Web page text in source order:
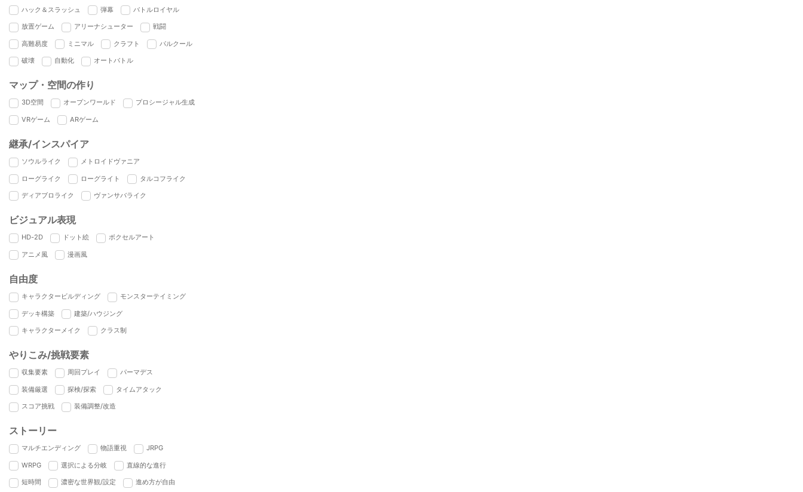
ハック＆スラッシュ 弾幕 バトルロイヤル
放置ゲーム アリーナシューター 戦闘
高難易度 ミニマル クラフト パルクール
破壊 自動化 オートバトル
マップ・空間の作り
3D空間 オープンワールド プロシージャル生成
VRゲーム ARゲーム
継承/インスパイア
ソウルライク メトロイドヴァニア
ローグライク ローグライト タルコフライク
ディアブロライク ヴァンサバライク
ビジュアル表現
HD-2D ドット絵 ボクセルアート
アニメ風 漫画風
自由度
キャラクタービルディング モンスターテイミング
デッキ構築 建築/ハウジング
キャラクターメイク クラス制
やりこみ/挑戦要素
収集要素 周回プレイ パーマデス
装備厳選 探検/探索 タイムアタック
スコア挑戦 装備調整/改造
ストーリー
マルチエンディング 物語重視 JRPG
WRPG 選択による分岐 直線的な進行
短時間 濃密な世界観/設定 進め方が自由